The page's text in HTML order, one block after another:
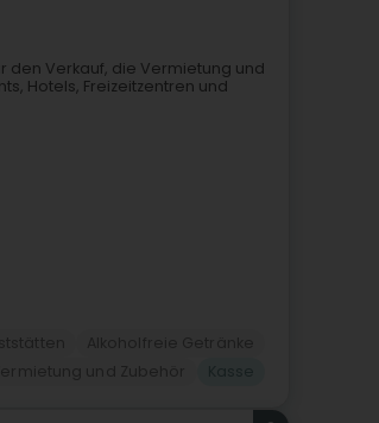
den Verkauf, die Vermietung und
Hotels, Freizeitzentren und